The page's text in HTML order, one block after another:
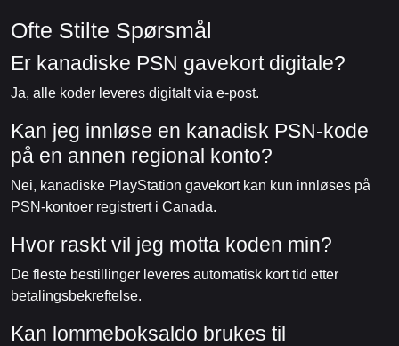
Ofte Stilte Spørsmål
Er kanadiske PSN gavekort digitale?
Ja, alle koder leveres digitalt via e-post.
Kan jeg innløse en kanadisk PSN-kode
på en annen regional konto?
Nei, kanadiske PlayStation gavekort kan kun innløses på
PSN-kontoer registrert i Canada.
Hvor raskt vil jeg motta koden min?
De fleste bestillinger leveres automatisk kort tid etter
betalingsbekreftelse.
Kan lommeboksaldo brukes til